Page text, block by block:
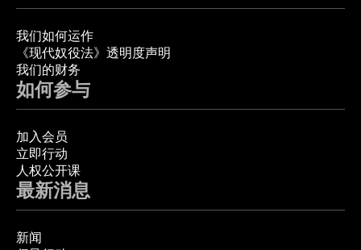
我们如何运作
《现代奴役法》透明度声明
我们的财务
如何参与
加入会员
立即行动
人权公开课
最新消息
新闻